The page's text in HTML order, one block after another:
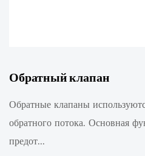
Обратный клапан
Обратные клапаны используются для
обратного потока. Основная
предот...